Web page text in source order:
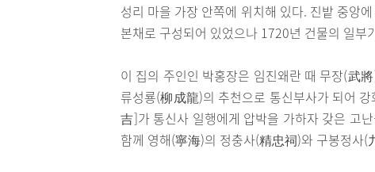
성리 마을 가장 안쪽에 위치해 있다. 진밭 중앙
본채로 구성되어 있었으나 1720년 건물의 일부
이 집의 주인인 박홍장은 임진왜란 때 무장(武
류성룡(柳成龍)의 추천으로 통신부사가 되어
吉]가 통신사 일행에게 압박을 가하자 갖은 고
함께 영해(寧海)의 정충사(精忠祠)와 구봉정사(